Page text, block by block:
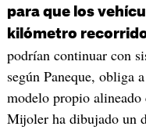
para que los
kilómetro
podrían continuar con
según Paneque, obliga
modelo propio
Mijoler ha dibujado un